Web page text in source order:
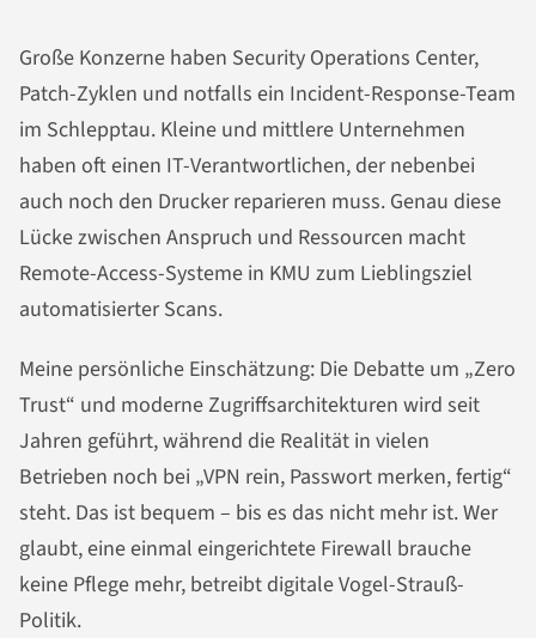
Große Konzerne haben Security Operations Center,
Patch-Zyklen und notfalls ein Incident-Response-Team
im Schlepptau. Kleine und mittlere Unternehmen
haben oft einen IT-Verantwortlichen, der nebenbei
auch noch den Drucker reparieren muss. Genau diese
Lücke zwischen Anspruch und Ressourcen macht
Remote-Access-Systeme in KMU zum Lieblingsziel
automatisierter Scans.
Meine persönliche Einschätzung: Die Debatte um „Zero
Trust“ und moderne Zugriffsarchitekturen wird seit
Jahren geführt, während die Realität in vielen
Betrieben noch bei „VPN rein, Passwort merken, fertig“
steht. Das ist bequem – bis es das nicht mehr ist. Wer
glaubt, eine einmal eingerichtete Firewall brauche
keine Pflege mehr, betreibt digitale Vogel-Strauß-
Politik.